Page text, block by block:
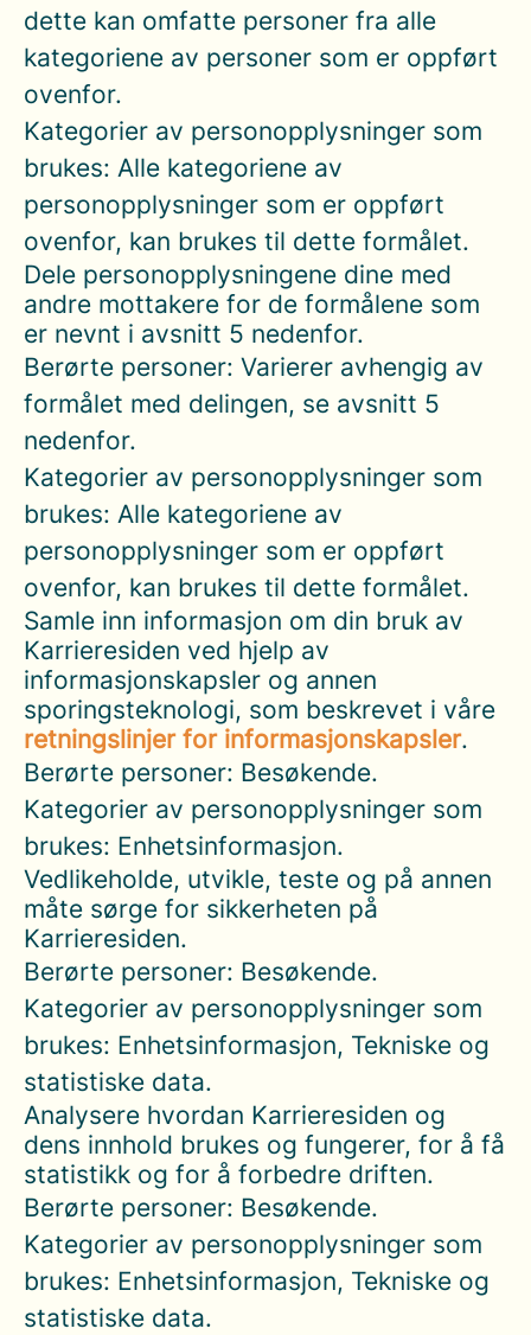
dette kan omfatte personer fra alle
kategoriene av personer som er oppført
ovenfor.
Kategorier av personopplysninger som
brukes: Alle kategoriene av
personopplysninger som er oppført
ovenfor, kan brukes til dette formålet.
Dele personopplysningene dine med
andre mottakere for de formålene som
er nevnt i avsnitt 5 nedenfor.
Berørte personer: Varierer avhengig av
formålet med delingen, se avsnitt 5
nedenfor.
Kategorier av personopplysninger som
brukes: Alle kategoriene av
personopplysninger som er oppført
ovenfor, kan brukes til dette formålet.
Samle inn informasjon om din bruk av
Karrieresiden ved hjelp av
informasjonskapsler og annen
sporingsteknologi, som beskrevet i våre
retningslinjer for informasjonskapsler.
Berørte personer: Besøkende.
Kategorier av personopplysninger som
brukes: Enhetsinformasjon.
Vedlikeholde, utvikle, teste og på annen
måte sørge for sikkerheten på
Karrieresiden.
Berørte personer: Besøkende.
Kategorier av personopplysninger som
brukes: Enhetsinformasjon, Tekniske og
statistiske data.
Analysere hvordan Karrieresiden og
dens innhold brukes og fungerer, for å få
statistikk og for å forbedre driften.
Berørte personer: Besøkende.
Kategorier av personopplysninger som
brukes: Enhetsinformasjon, Tekniske og
statistiske data.